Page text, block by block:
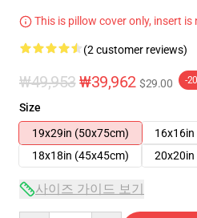
This is pillow cover only, insert is
(2 customer reviews)
₩49,953 ₩39,962 $29.00 -
Size
19x29in (50x75cm)
18x18in (45x45cm)
20x20in
사이즈 가이드 보기